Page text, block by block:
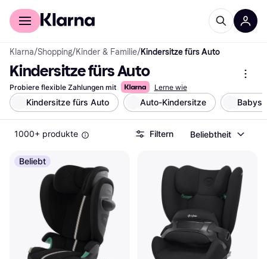
Für Shopper
Klarna/Shopping/Kinder & Familie/Kindersitze fürs Auto
Kindersitze fürs Auto
Probiere flexible Zahlungen mit Lerne wie
Kindersitze fürs Auto Auto-Kindersitze
1000+ produkte Filtern Beliebtheit
Beliebt